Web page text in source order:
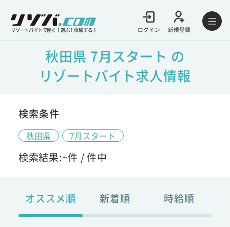
リゾートバイトで働く！遊ぶ！体験する！ ログイン 新規登録
秋田県 7月スタート の
リゾートバイト求人情報
検索条件
秋田県 7月スタート
検索結果:~件 /件中
オススメ順 新着順 時給順